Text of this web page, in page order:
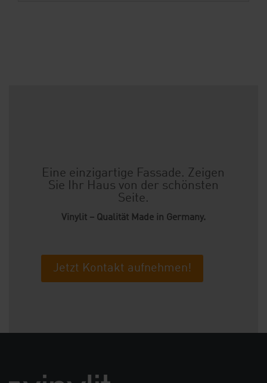
Eine einzigartige Fassade. Zeigen
Sie Ihr Haus von der schönsten
Seite.
Vinylit – Qualität Made in Germany.
Jetzt Kontakt aufnehmen!